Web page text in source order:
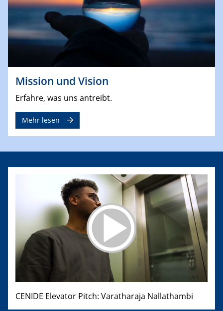
Mission und Vision
Erfahre, was uns antreibt.
Mehr lesen
CENIDE Elevator Pitch: Varatharaja Nallathambi